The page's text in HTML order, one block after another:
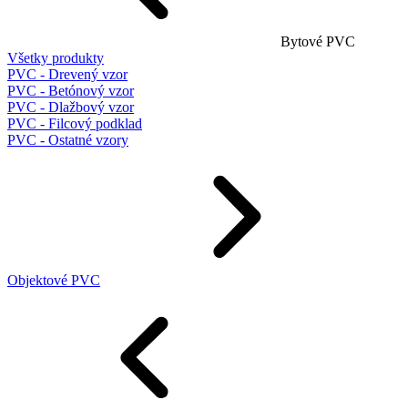
Bytové PVC
Všetky produkty
PVC - Drevený vzor
PVC - Betónový vzor
PVC - Dlažbový vzor
PVC - Filcový podklad
PVC - Ostatné vzory
Objektové PVC